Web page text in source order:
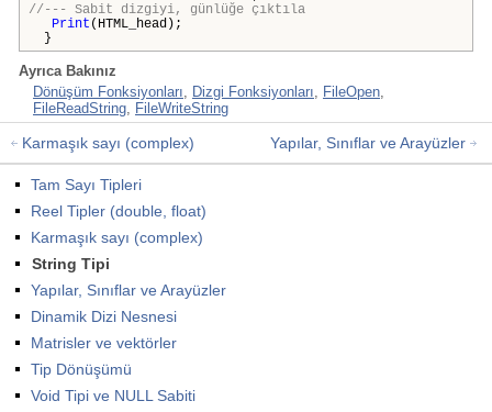
//--- Sabit dizgiyi, günlüğe çıktıla
Print (HTML_head);
}
Ayrıca Bakınız
Dönüşüm Fonksiyonları, Dizgi Fonksiyonları, FileOpen,
FileReadString, FileWriteString
Karmaşık sayı (complex) Yapılar, Sınıflar ve Arayüzler
Tam Sayı Tipleri
Reel Tipler (double, float)
Karmaşık sayı (complex)
String Tipi
Yapılar, Sınıflar ve Arayüzler
Dinamik Dizi Nesnesi
Matrisler ve vektörler
Tip Dönüşümü
Void Tipi ve NULL Sabiti